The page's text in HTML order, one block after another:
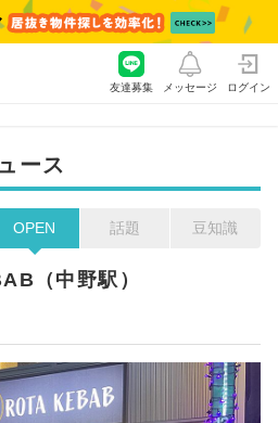
友達募集 メッセージ ログイン
ース
OPEN 話題 豆知識
（中野駅）